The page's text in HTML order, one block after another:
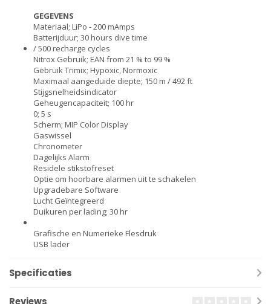
GEGEVENS
Materiaal; LiPo - 200 mAmps
Batterijduur; 30 hours dive time
/ 500 recharge cycles
Nitrox Gebruik; EAN from 21 % to 99 %
Gebruik Trimix; Hypoxic, Normoxic
Maximaal aangeduide diepte; 150 m / 492 ft
Stijgsnelheidsindicator
Geheugencapaciteit; 100 hr
0; 5 s
Scherm; MIP Color Display
Gaswissel
Chronometer
Dagelijks Alarm
Residele stikstofreset
Optie om hoorbare alarmen uit te schakelen
Upgradebare Software
Lucht Geïntegreerd
Duikuren per lading; 30 hr
Grafische en Numerieke Flesdruk
USB lader
Specificaties
Reviews